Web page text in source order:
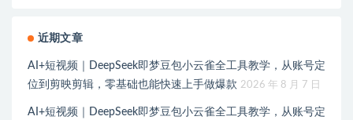
近期文章
AI+短视频｜DeepSeek即梦豆包小云雀全工具教学，从账号定
位到剪映剪辑，零基础也能快速上手做爆款 2026 年 8 月 7 日
AI+短视频｜DeepSeek即梦豆包小云雀全工具教学，从账号定